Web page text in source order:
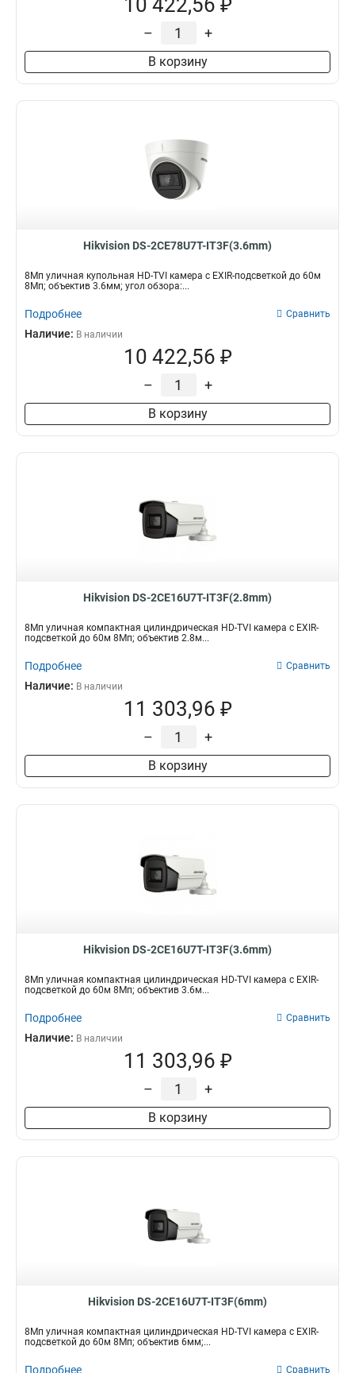
10 422,56 ₽
– +
В корзину
Hikvision DS-2CE78U7T-IT3F(3.6mm)
8Мп уличная купольная HD-TVI камера с EXIR-подсветкой до 60м
8Мп; объектив 3.6мм; угол обзора:...
Подробнее Сравнить
Наличие: В наличии
10 422,56 ₽
– +
В корзину
Hikvision DS-2CE16U7T-IT3F(2.8mm)
8Мп уличная компактная цилиндрическая HD-TVI камера с EXIR-
подсветкой до 60м 8Мп; объектив 2.8м...
Подробнее Сравнить
Наличие: В наличии
11 303,96 ₽
– +
В корзину
Hikvision DS-2CE16U7T-IT3F(3.6mm)
8Мп уличная компактная цилиндрическая HD-TVI камера с EXIR-
подсветкой до 60м 8Мп; объектив 3.6м...
Подробнее Сравнить
Наличие: В наличии
11 303,96 ₽
– +
В корзину
Hikvision DS-2CE16U7T-IT3F(6mm)
8Мп уличная компактная цилиндрическая HD-TVI камера с EXIR-
подсветкой до 60м 8Мп; объектив 6мм;...
Подробнее Сравнить